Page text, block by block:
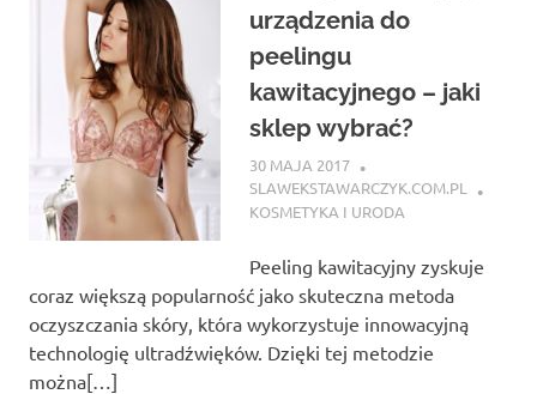
urządzenia do
peelingu
kawitacyjnego – jaki
sklep wybrać?
30 MAJA 2017
SLAWEKSTAWARCZYK.COM.PL
KOSMETYKA I URODA
Peeling kawitacyjny zyskuje
coraz większą popularność jako skuteczna metoda
oczyszczania skóry, która wykorzystuje innowacyjną
technologię ultradźwięków. Dzięki tej metodzie
można[…]